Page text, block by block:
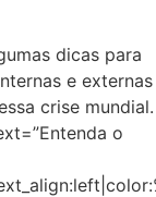
dicas para
e externas
crise mundial.
o